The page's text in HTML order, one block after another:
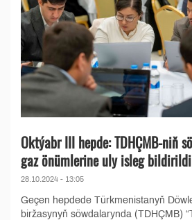
Oktýabr III hepde: TDHÇMB-niň
gaz önümlerine uly isleg bildirildi
28.10.2024 - 13:05
Geçen hepdede Türkmenistanyň
biržasynyň söwdalarynda (TDHÇMB)